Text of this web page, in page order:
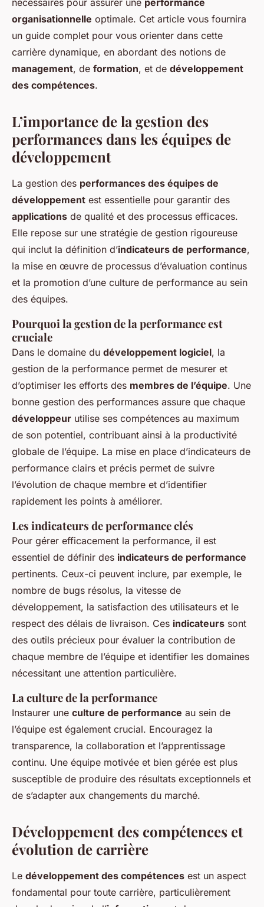
nécessaires pour assurer une performance
organisationnelle optimale. Cet article vous fournira
un guide complet pour vous orienter dans cette
carrière dynamique, en abordant des notions de
management, de formation, et de développement
des compétences.
L’importance de la gestion des
performances dans les équipes de
développement
La gestion des performances des équipes de
développement est essentielle pour garantir des
applications de qualité et des processus efficaces.
Elle repose sur une stratégie de gestion rigoureuse
qui inclut la définition d’indicateurs de performance,
la mise en œuvre de processus d’évaluation continus
et la promotion d’une culture de performance au sein
des équipes.
Pourquoi la gestion de la performance est
cruciale
Dans le domaine du développement logiciel, la
gestion de la performance permet de mesurer et
d’optimiser les efforts des membres de l’équipe. Une
bonne gestion des performances assure que chaque
développeur utilise ses compétences au maximum
de son potentiel, contribuant ainsi à la productivité
globale de l’équipe. La mise en place d’indicateurs de
performance clairs et précis permet de suivre
l’évolution de chaque membre et d’identifier
rapidement les points à améliorer.
Les indicateurs de performance clés
Pour gérer efficacement la performance, il est
essentiel de définir des indicateurs de performance
pertinents. Ceux-ci peuvent inclure, par exemple, le
nombre de bugs résolus, la vitesse de
développement, la satisfaction des utilisateurs et le
respect des délais de livraison. Ces indicateurs sont
des outils précieux pour évaluer la contribution de
chaque membre de l’équipe et identifier les domaines
nécessitant une attention particulière.
La culture de la performance
Instaurer une culture de performance au sein de
l’équipe est également crucial. Encouragez la
transparence, la collaboration et l’apprentissage
continu. Une équipe motivée et bien gérée est plus
susceptible de produire des résultats exceptionnels et
de s’adapter aux changements du marché.
Développement des compétences et
évolution de carrière
Le développement des compétences est un aspect
fondamental pour toute carrière, particulièrement